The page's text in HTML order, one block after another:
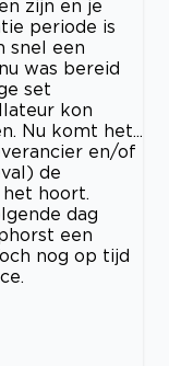
zijn en je
periode is
snel een
was bereid
set
kon
Nu komt het...
en/of
de
hoort.
dag
een
nog op tijd